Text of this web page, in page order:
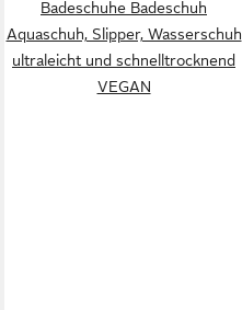
Badeschuhe Badeschuh
Aquaschuh, Slipper, Wasserschuh
ultraleicht und schnelltrocknend
VEGAN